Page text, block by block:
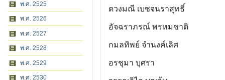
พ.ศ. 2525
พ.ศ. 2526
พ.ศ. 2527
พ.ศ. 2528
พ.ศ. 2529
พ.ศ. 2530
ดวงมณี เบซจนราสุทธิ์
อัจฉราภรณ์ พรหมชาติ
กมลทิพย์ จำนงค์เลิศ
อรชุมา บุศรา